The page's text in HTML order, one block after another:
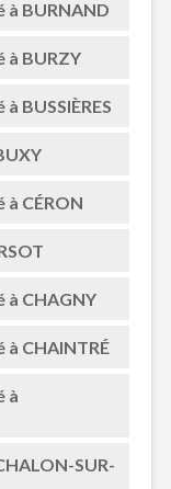
BURNAND
BURZY
BUSSIÈRES
CÉRON
CHAGNY
CHAINTRÉ
à
SUR-